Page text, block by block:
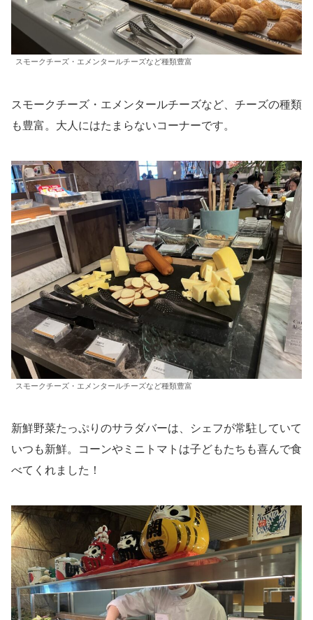
スモークチーズ・エメンタールチーズなど種類豊富
スモークチーズ・エメンタールチーズなど、チーズの種類
も豊富。大人にはたまらないコーナーです。
スモークチーズ・エメンタールチーズなど種類豊富
新鮮野菜たっぷりのサラダバーは、シェフが常駐していて
いつも新鮮。コーンやミニトマトは子どもたちも喜んで食
べてくれました！